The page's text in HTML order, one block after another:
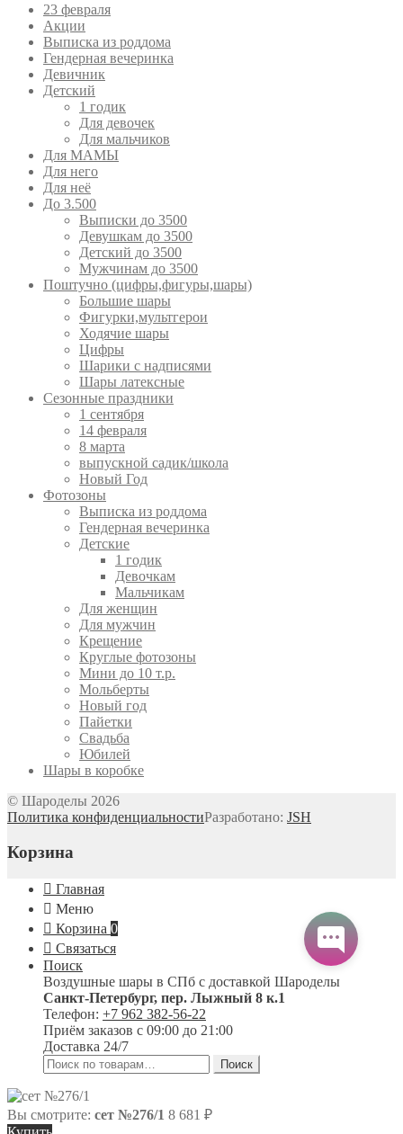
23 февраля
Акции
Выписка из роддома
Гендерная вечеринка
Девичник
Детский
1 годик
Для девочек
Для мальчиков
Для МАМЫ
Для него
Для неё
До 3.500
Выписки до 3500
Девушкам до 3500
Детский до 3500
Мужчинам до 3500
Поштучно (цифры,фигуры,шары)
Большие шары
Фигурки,мультгерои
Ходячие шары
Цифры
Шарики с надписями
Шары латексные
Сезонные праздники
1 сентября
14 февраля
8 марта
выпускной садик/школа
Новый Год
Фотозоны
Выписка из роддома
Гендерная вечеринка
Детские
1 годик
Девочкам
Мальчикам
Для женщин
Для мужчин
Крещение
Круглые фотозоны
Мини до 10 т.р.
Мольберты
Новый год
Пайетки
Свадьба
Юбилей
Шары в коробке
© Шароделы 2026
Политика конфиденциальностиРазработано: JSH
Корзина
Главная
Меню
Корзина 0
Связаться
Поиск
Воздушные шары в СПб с доставкой Шароделы
Санкт-Петербург, пер. Лыжный 8 к.1
Телефон: +7 962 382-56-22
Приём заказов с 09:00 до 21:00
Доставка 24/7
Искать:
Поиск
Вы смотрите: сет №276/1 8 681 ₽